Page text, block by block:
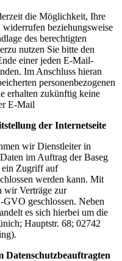
die Möglichkeit, Ihre
beziehungsweise
des berechtigten
nutzen Sie bitte den
einer jeden E-Mail-
Im Anschluss hieran
personenbezogenen
erhalten zukünftig keine
E-Mail
der Internetseite
wir Dienstleiter in
im Auftrag der Baseg
ein Zugriff auf
werden kann. Mit
wir Verträge zur
geschlossen. Neben
es sich hierbei um die
Hauptstr. 68; 02742
Datenschutzbeauftragten